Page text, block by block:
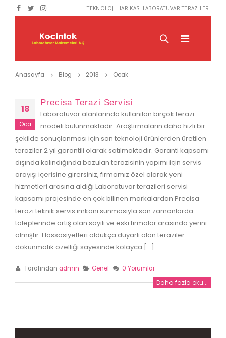
TEKNOLOJİ HARİKASI LABORATUVAR TERAZİLERİ
Anasayfa Blog 2013 Ocak
18
Oca
Precisa Terazi Servisi
Laboratuvar alanlarında kullanılan birçok terazi
modeli bulunmaktadır. Araştırmaların daha hızlı bir
şekilde sonuçlanması için son teknoloji ürünlerden üretilen
teraziler 2 yıl garantili olarak satılmaktadır. Garanti kapsamı
dışında kalındığında bozulan terazisinin yapımı için servis
arayışı içerisine girersiniz, firmamız özel olarak yeni
hizmetleri arasına aldığı Laboratuvar terazileri servisi
kapsamı projesinde en çok bilinen markalardan Precisa
terazi teknik servis imkanı sunmasıyla son zamanlarda
taleplerinde artış olan sayılı ve eski firmalar arasında yerini
almıştır. Hassasiyetleri oldukça duyarlı olan teraziler
dokunmatik özelliği sayesinde kolayca [...]
Tarafından admin Genel 0 Yorumlar
Daha fazla oku...